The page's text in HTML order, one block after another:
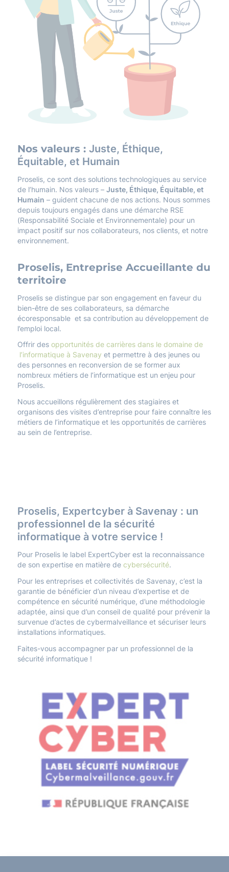
Nos valeurs : Juste, Éthique,
Équitable, et Humain
Proselis, ce sont des solutions technologiques au service
de l’humain. Nos valeurs – Juste, Éthique, Équitable, et
Humain – guident chacune de nos actions. Nous sommes
depuis toujours engagés dans une démarche RSE
(Responsabilité Sociale et Environnementale) pour un
impact positif sur nos collaborateurs, nos clients, et notre
environnement.
Proselis, Entreprise Accueillante du
territoire
Proselis se distingue par son engagement en faveur du
bien-être de ses collaborateurs, sa démarche
écoresponsable et sa contribution au développement de
l’emploi local.
Offrir des opportunités de carrières dans le domaine de
l’informatique à Savenay et permettre à des jeunes ou
des personnes en reconversion de se former aux
nombreux métiers de l’informatique est un enjeu pour
Proselis.
Nous accueillons régulièrement des stagiaires et
organisons des visites d’entreprise pour faire connaître les
métiers de l’informatique et les opportunités de carrières
au sein de l’entreprise.
Proselis, Expertcyber à Savenay : un
professionnel de la sécurité
informatique à votre service !
Pour Proselis le label ExpertCyber est la reconnaissance
de son expertise en matière de cybersécurité.
Pour les entreprises et collectivités de Savenay, c’est la
garantie de bénéficier d’un niveau d’expertise et de
compétence en sécurité numérique, d’une méthodologie
adaptée, ainsi que d’un conseil de qualité pour prévenir la
survenue d’actes de cybermalveillance et sécuriser leurs
installations informatiques.
Faites-vous accompagner par un professionnel de la
sécurité informatique !